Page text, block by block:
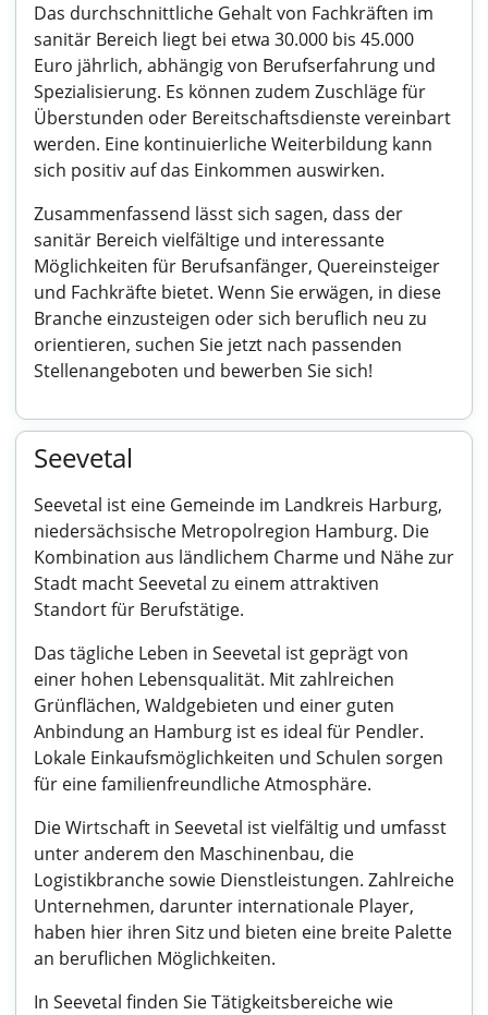
Das durchschnittliche Gehalt von Fachkräften im
sanitär Bereich liegt bei etwa 30.000 bis 45.000
Euro jährlich, abhängig von Berufserfahrung und
Spezialisierung. Es können zudem Zuschläge für
Überstunden oder Bereitschaftsdienste vereinbart
werden. Eine kontinuierliche Weiterbildung kann
sich positiv auf das Einkommen auswirken.
Zusammenfassend lässt sich sagen, dass der
sanitär Bereich vielfältige und interessante
Möglichkeiten für Berufsanfänger, Quereinsteiger
und Fachkräfte bietet. Wenn Sie erwägen, in diese
Branche einzusteigen oder sich beruflich neu zu
orientieren, suchen Sie jetzt nach passenden
Stellenangeboten und bewerben Sie sich!
Seevetal
Seevetal ist eine Gemeinde im Landkreis Harburg,
niedersächsische Metropolregion Hamburg. Die
Kombination aus ländlichem Charme und Nähe zur
Stadt macht Seevetal zu einem attraktiven
Standort für Berufstätige.
Das tägliche Leben in Seevetal ist geprägt von
einer hohen Lebensqualität. Mit zahlreichen
Grünflächen, Waldgebieten und einer guten
Anbindung an Hamburg ist es ideal für Pendler.
Lokale Einkaufsmöglichkeiten und Schulen sorgen
für eine familienfreundliche Atmosphäre.
Die Wirtschaft in Seevetal ist vielfältig und umfasst
unter anderem den Maschinenbau, die
Logistikbranche sowie Dienstleistungen. Zahlreiche
Unternehmen, darunter internationale Player,
haben hier ihren Sitz und bieten eine breite Palette
an beruflichen Möglichkeiten.
In Seevetal finden Sie Tätigkeitsbereiche wie